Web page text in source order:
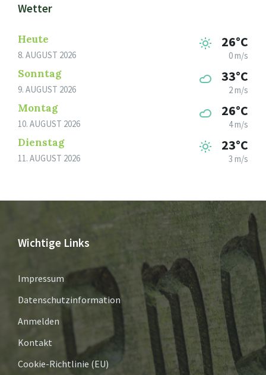
Wetter
Heute
8. AUGUST 2026
26°C
0 m/s
Sonntag
9. AUGUST 2026
33°C
2 m/s
Montag
10. AUGUST 2026
26°C
4 m/s
Dienstag
11. AUGUST 2026
23°C
3 m/s
Wichtige Links
Impressum
Datenschutzinformation
Anmelden
Kontakt
Cookie-Richtlinie (EU)